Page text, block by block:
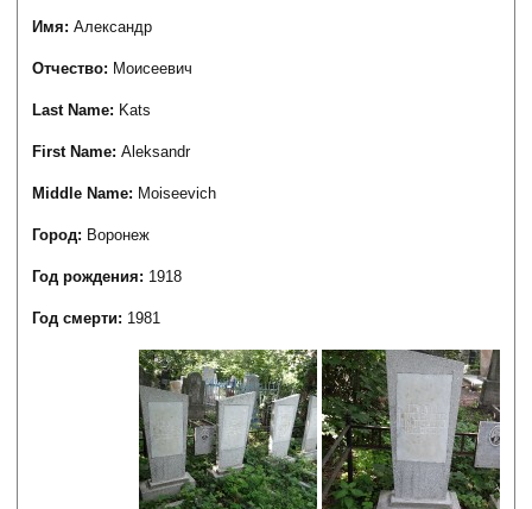
Имя:Александр
Отчество: Моисеевич
Last Name: Kats
First Name:Aleksandr
Middle Name: Moiseevich
Город: Воронеж
Год рождения: 1918
Год смерти: 1981